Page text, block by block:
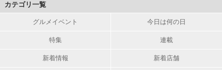
カテゴリ一覧
グルメイベント 今日は何の日
特集 連載
新着情報 新着店舗